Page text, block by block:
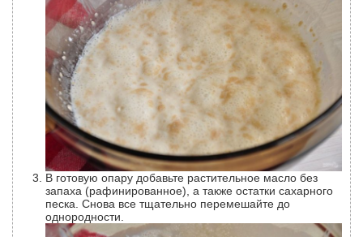
В готовую опару добавьте растительное масло без
запаха (рафинированное), а также остатки сахарного
песка. Снова все тщательно перемешайте до
однородности.